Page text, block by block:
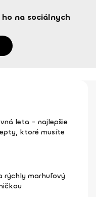
na sociálnych
leta - najlepšie
ktoré musíte
rýchly marhuľový